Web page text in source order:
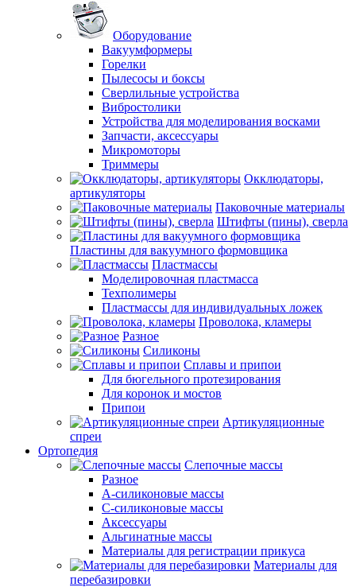
Оборудование
Вакуумформеры
Горелки
Пылесосы и боксы
Сверлильные устройства
Вибростолики
Устройства для моделирования восками
Запчасти, аксессуары
Микромоторы
Триммеры
Окклюдаторы,
артикуляторы
Паковочные материалы
Штифты (пины), сверла
Пластины для вакуумного формовщика
Пластмассы
Моделировочная пластмасса
Техполимеры
Пластмассы для индивидуальных ложек
Проволока, кламеры
Разное
Силиконы
Сплавы и припои
Для бюгельного протезирования
Для коронок и мостов
Припои
Артикуляционные
спреи
Ортопедия
Слепочные массы
Разное
А-силиконовые массы
С-силиконовые массы
Аксессуары
Альгинатные массы
Материалы для регистрации прикуса
Материалы для
перебазировки